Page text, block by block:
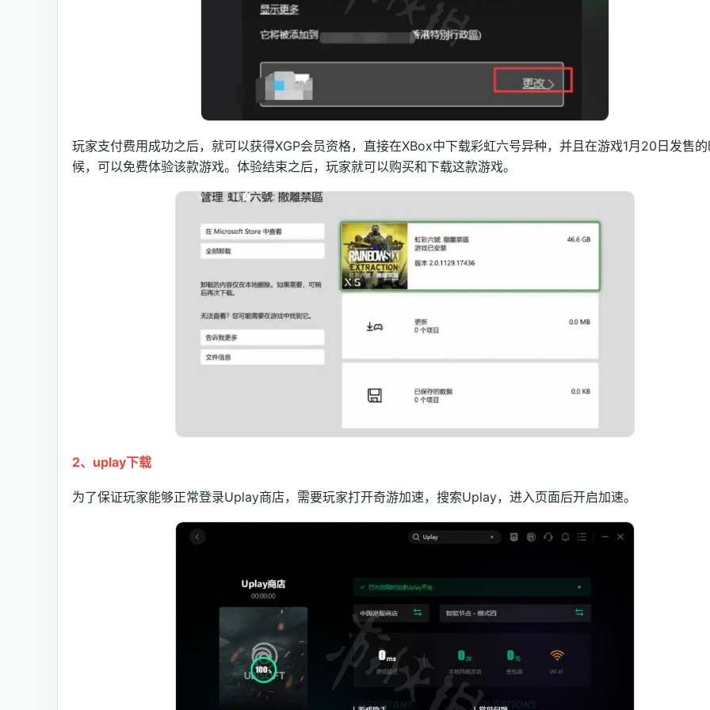
玩家支付费用成功之后，就可以获得XGP会员资格，直接在XBox中下载彩虹六号异种，并且在游戏1月20日发售
候，可以免费体验该款游戏。体验结束之后，玩家就可以购买和下载这款游戏。
2、uplay下载
为了保证玩家能够正常登录Uplay商店，需要玩家打开奇游加速，搜索Uplay，进入页面后开启加速。